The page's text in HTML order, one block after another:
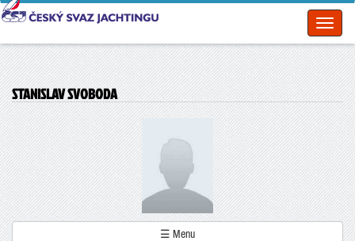
STANISLAV SVOBODA
☰ Menu